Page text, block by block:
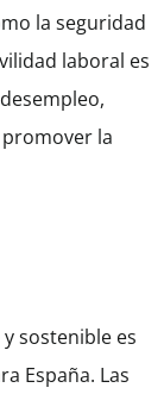
la seguridad
laboral es
la
sostenible es
España. Las